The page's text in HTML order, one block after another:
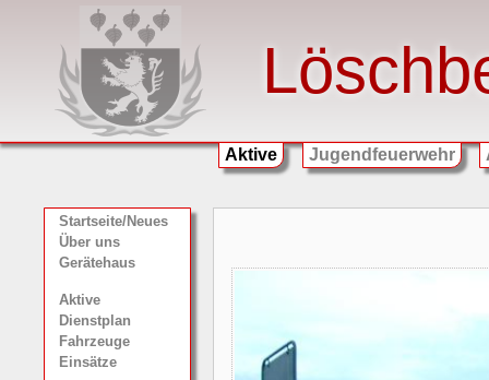
Aktive Jugendfeuerwehr
Startseite/Neues
Über uns
Gerätehaus
Aktive
Dienstplan
Fahrzeuge
Einsätze